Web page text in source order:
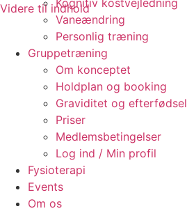
Videre til indholdKognitiv kostvejledning
Vaneændring
Personlig træning
Gruppetræning
Om konceptet
Holdplan og booking
Graviditet og efterfødsel
Priser
Medlemsbetingelser
Log ind / Min profil
Fysioterapi
Events
Om os